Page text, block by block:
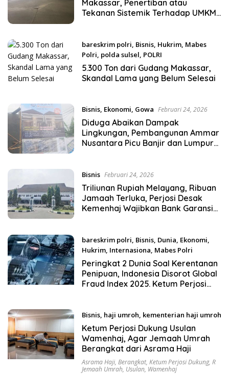
Makassar, Penertiban atau
Tekanan Sistemik Terhadap UMKM
bareskrim polri, Bisnis, Hukrim, Mabes
Polri, polda sulsel, POLRI
Maret 12, 2026
5.300 Ton dari Gudang Makassar,
Skandal Lama yang Belum Selesai
Bisnis, Ekonomi, Gowa Februari 24, 2026
Diduga Abaikan Dampak
Lingkungan, Pembangunan Ammar
Nusantara Picu Banjir dan Lumpur
Bisnis Februari 24, 2026
Triliunan Rupiah Melayang, Ribuan
Jamaah Terluka, Perjosi Desak
Kemenhaj Wajibkan Bank Garansi
bareskrim polri, Bisnis, Dunia, Ekonomi,
Hukrim, Internasiona, Mabes Polri
Februari 22, 2026
Peringkat 2 Dunia Soal Kerentanan
Penipuan, Indonesia Disorot Global
Fraud Index 2025. Ketum Perjosi
Bisnis, haji umroh, kementerian haji umroh
Februari 18, 2026
Ketum Perjosi Dukung Usulan
Wamenhaj, Agar Jemaah Umrah
Berangkat dari Asrama Haji
Asrama Haji, Berangkat, Ketum Perjosi Dukung, R
Jemaah Umrah, Usulan, Wamenhaj